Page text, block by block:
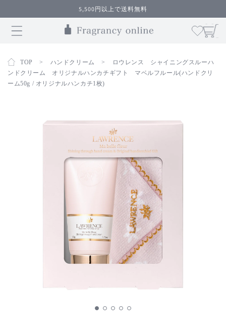
進む
5,500円以上で送料無料
カ
ー
TOP > ハンドクリーム >
ロウレンス シャイニングスルーハ
ンドクリーム オリジナルハンカチギフト マベルフルール(ハンドクリ
ーム50g / オリジナルハンカチ1枚)